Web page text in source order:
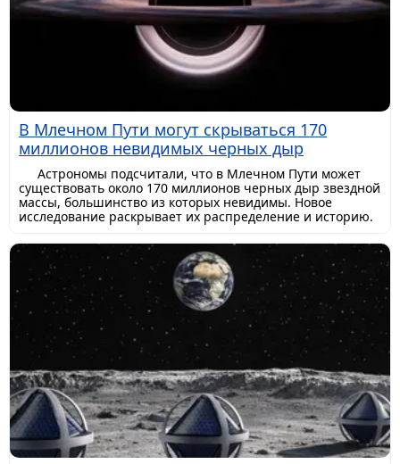
В Млечном Пути могут скрываться 170
миллионов невидимых черных дыр
Астрономы подсчитали, что в Млечном Пути может
существовать около 170 миллионов черных дыр звездной
массы, большинство из которых невидимы. Новое
исследование раскрывает их распределение и историю.